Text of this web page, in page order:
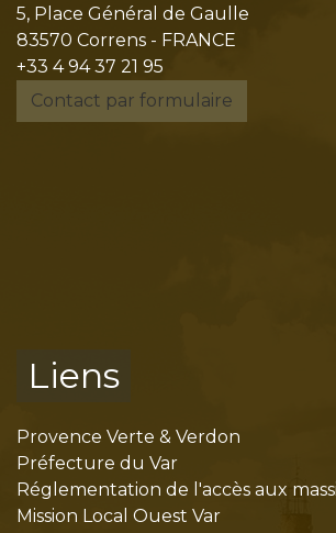
5, Place Général de Gaulle
83570 Correns - FRANCE
+33 4 94 37 21 95
Contact par formulaire
Liens
Provence Verte & Verdon
Préfecture du Var
Réglementation de l'accès aux
Mission Local Ouest Var